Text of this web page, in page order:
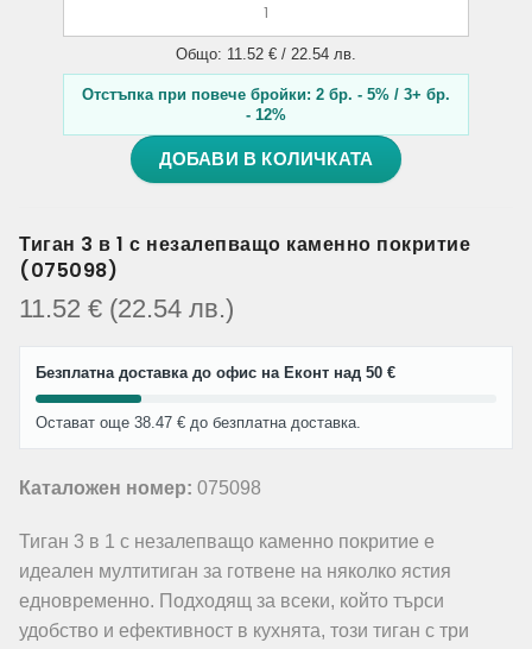
Общо: 11.52 € / 22.54 лв.
Отстъпка при повече бройки: 2 бр. - 5% / 3+ бр.
- 12%
ДОБАВИ В КОЛИЧКАТА
Тиган 3 в 1 с незалепващо каменно покритие
(075098)
11.52 € (22.54 лв.)
Безплатна доставка до офис на Еконт над 50 €
Остават още 38.47 € до безплатна доставка.
Каталожен номер: 075098
Тиган 3 в 1 с незалепващо каменно покритие е
идеален мултитиган за готвене на няколко ястия
едновременно. Подходящ за всеки, който търси
удобство и ефективност в кухнята, този тиган с три